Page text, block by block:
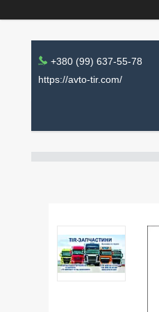
+380 (99) 637-55-78
https://avto-tir.com/